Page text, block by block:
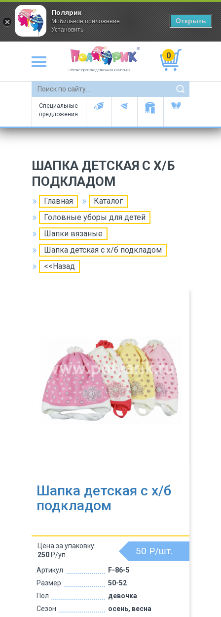
Оптово-производственная компания
0
Специальные
предложения
ШАПКА ДЕТСКАЯ С Х/Б
ПОДКЛАДОМ
Главная
Каталог
Головные уборы для детей
Шапки вязаные
Шапка детская с х/б подкладом
<<Назад
Шапка детская с х/б
подкладом
Артикул
F-86-5
Размер
50-52
Пол
девочка
Сезон
осень, весна
50 Р/шт.
Цена за упаковку:
250 Р/уп.
Полярик
Мобильное приложение
Установить
Открыть